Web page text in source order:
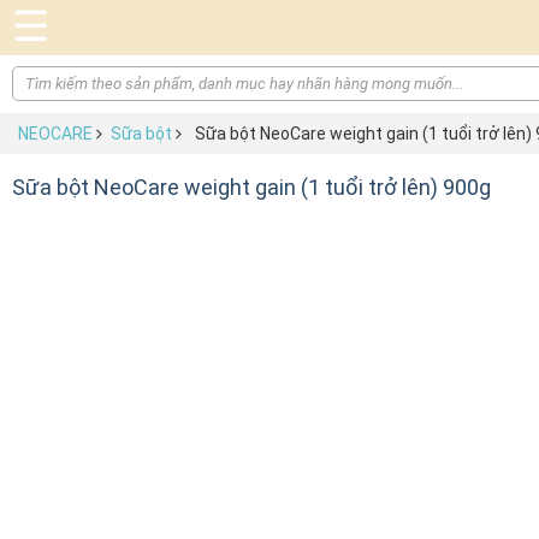
☰
NEOCARE Sữa bột Sữa bột NeoCare weight gain (1 tuổi trở lên)
Sữa bột NeoCare weight gain (1 tuổi trở lên) 900g